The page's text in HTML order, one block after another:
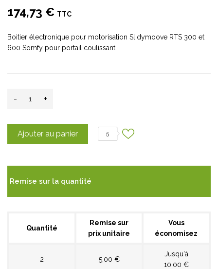
174,73 € TTC
Boitier électronique pour motorisation Slidymoove RTS 300 et
600 Somfy pour portail coulissant.
- +
Ajouter au panier 5
Remise sur la quantité
Quantité
Remise sur
prix unitaire
Vous
économisez
2 5,00 €
Jusqu'à
10,00 €